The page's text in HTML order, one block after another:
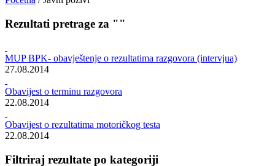
Javni pozivi
Rezultati pretrage za ""